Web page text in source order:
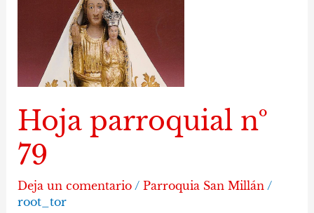
Hoja parroquial nº
79
Deja un comentario / Parroquia San Millán /
root_tor